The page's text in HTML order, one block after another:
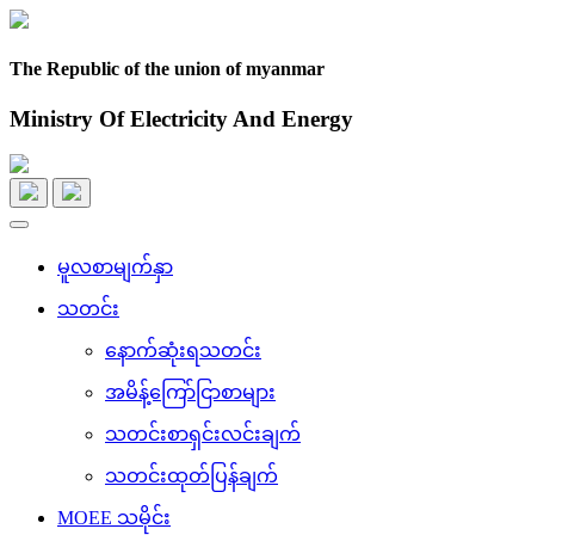
The Republic of the union of myanmar
Ministry Of Electricity And Energy
Toggle
မူလစာမျက်နှာ
သတင်း
နောက်ဆုံးရသတင်း
အမိန့်ကြော်ငြာစာများ
သတင်းစာရှင်းလင်းချက်
သတင်းထုတ်ပြန်ချက်
MOEE သမိုင်း